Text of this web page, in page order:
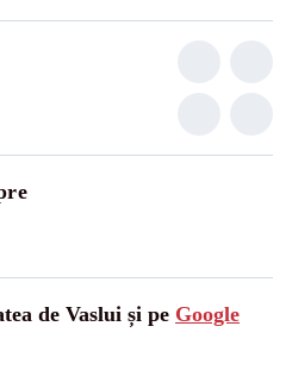
de Vaslui și pe Google